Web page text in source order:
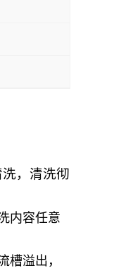
，清洗彻
内容任意
溢出，